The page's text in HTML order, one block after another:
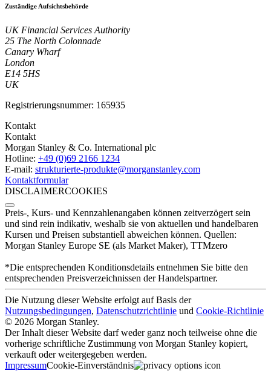
Zuständige Aufsichtsbehörde
UK Financial Services Authority
25 The North Colonnade
Canary Wharf
London
E14 5HS
UK
Registrierungsnummer: 165935
Kontakt
Kontakt
Morgan Stanley & Co. International plc
Hotline: +49 (0)69 2166 1234
E-mail: strukturierte-produkte­@morganstanley.com
Kontaktformular
DISCLAIMERCOOKIES
Preis-, Kurs- und Kennzahlenangaben können zeitverzögert sein
und sind rein indikativ, weshalb sie von aktuellen und handelbaren
Kursen und Preisen substantiell abweichen können. Quellen:
Morgan Stanley Europe SE (als Market Maker), TTMzero
*Die entsprechenden Konditionsdetails entnehmen Sie bitte den
entsprechenden Preisverzeichnissen der Handelspartner.
Die Nutzung dieser Website erfolgt auf Basis der
Nutzungsbedingungen, Datenschutzrichtlinie und Cookie-Richtlinie
© 2026 Morgan Stanley.
Der Inhalt dieser Website darf weder ganz noch teilweise ohne die
vorherige schriftliche Zustimmung von Morgan Stanley kopiert,
verkauft oder weitergegeben werden.
ImpressumCookie-Einverständnis